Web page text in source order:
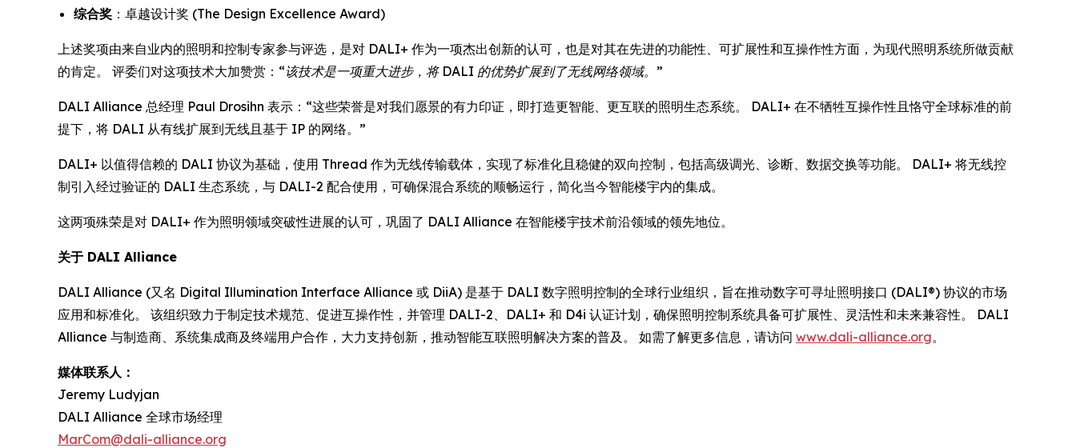
综合奖 ：卓越设计奖 (The Design Excellence Award)
上述奖项由来自业内的照明和控制专家参与评选，是对 DALI+ 作为一项杰出创新的认可，也是对其在先进的功能性、可扩展性和互操作性方面，为现代照明系统所做贡献
的肯定。 评委们对这项技术大加赞赏： “该技术是一项重大进步，将 DALI 的优势扩展到了无线网络领域。”
DALI Alliance 总经理 Paul Drosihn 表示：“这些荣誉是对我们愿景的有力印证，即打造更智能、更互联的照明生态系统。 DALI+ 在不牺牲互操作性且恪守全球标准的前
提下，将 DALI 从有线扩展到无线且基于 IP 的网络。”
DALI+ 以值得信赖的 DALI 协议为基础，使用 Thread 作为无线传输载体，实现了标准化且稳健的双向控制，包括高级调光、诊断、数据交换等功能。 DALI+ 将无线控
制引入经过验证的 DALI 生态系统，与 DALI-2 配合使用，可确保混合系统的顺畅运行，简化当今智能楼宇内的集成。
这两项殊荣是对 DALI+ 作为照明领域突破性进展的认可，巩固了 DALI Alliance 在智能楼宇技术前沿领域的领先地位。
关于 DALI Alliance
DALI Alliance (又名 Digital Illumination Interface Alliance 或 DiiA) 是基于 DALI 数字照明控制的全球行业组织，旨在推动数字可寻址照明接口 (DALI®) 协议的市场
应用和标准化。 该组织致力于制定技术规范、促进互操作性，并管理 DALI-2、DALI+ 和 D4i 认证计划，确保照明控制系统具备可扩展性、灵活性和未来兼容性。 DALI
Alliance 与制造商、系统集成商及终端用户合作，大力支持创新，推动智能互联照明解决方案的普及。 如需了解更多信息，请访问 www.dali-alliance.org。
媒体联系人：
Jeremy Ludyjan
DALI Alliance 全球市场经理
MarCom@dali-alliance.org